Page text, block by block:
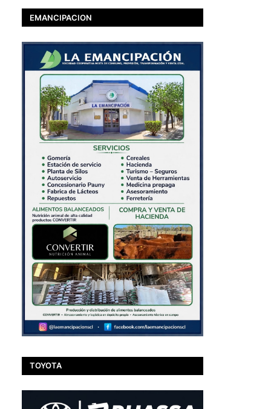
EMANCIPACION
TOYOTA